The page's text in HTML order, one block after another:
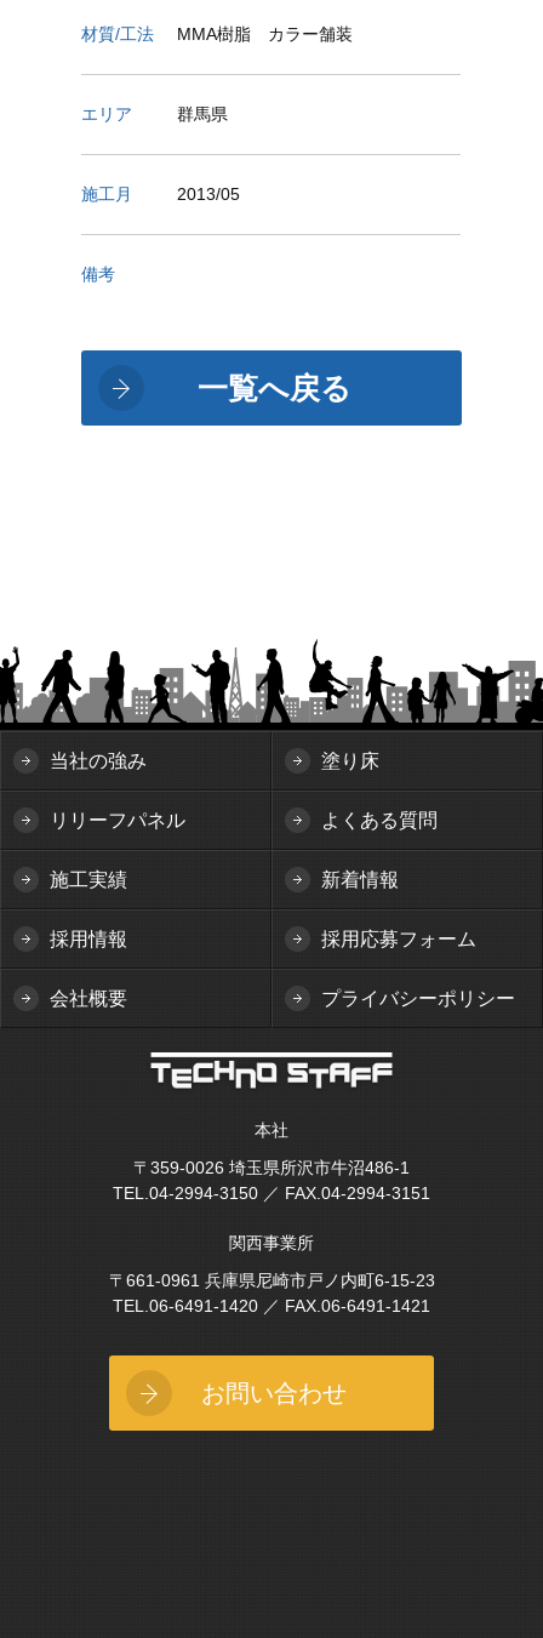
材質/工法 MMA樹脂 カラー舗装
エリア 群馬県
施工月 2013/05
備考
一覧へ戻る
当社の強み 塗り床
リリーフパネル よくある質問
施工実績 新着情報
採用情報 採用応募フォーム
会社概要 プライバシーポリシー
本社
〒359-0026 埼玉県所沢市牛沼486-1
TEL.04-2994-3150 ／ FAX.04-2994-3151
関西事業所
〒661-0961 兵庫県尼崎市戸ノ内町6-15-23
TEL.06-6491-1420 ／ FAX.06-6491-1421
お問い合わせ